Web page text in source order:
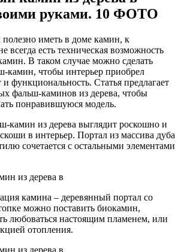
руками. 10 ФОТО
полезно иметь в доме камин, к
всегда есть техническая возможность
В таком случае можно сделать
камин, чтобы интерьер приобрел
функциональность. Статья предлагает
фальш-каминов из дерева, чтобы
понравившуюся модель.
камин из дерева выглядит роскошно и
в интерьер. Портал из массива дуба
сочетается с остальными элементами
камина – деревянный портал со
можно поставить биокамин,
любоваться настоящим пламенем, или
отопления.